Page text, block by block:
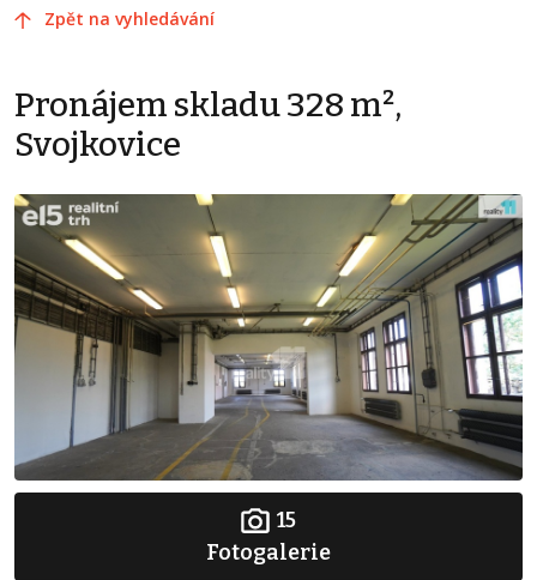
Zpět na vyhledávání
Pronájem skladu 328 m²,
Svojkovice
15
Fotogalerie